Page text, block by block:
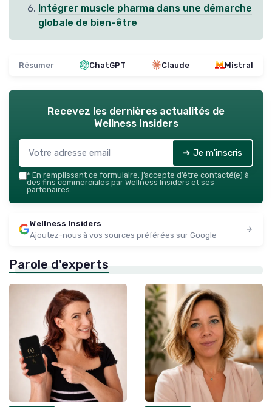
Intégrer muscle pharma dans une démarche
globale de bien-être
Résumer ChatGPT Claude Mistral
Recevez les dernières actualités de
Wellness Insiders
➔ Je m'inscris
* En remplissant ce formulaire, j’accepte d’être contacté(e) à
des fins commerciales par Wellness Insiders et ses
partenaires.
Wellness Insiders
Ajoutez-nous à vos sources préférées sur Google
Parole d'experts